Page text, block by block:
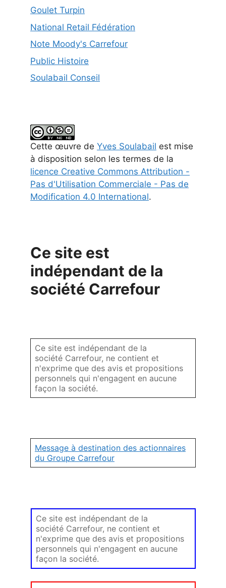
Goulet Turpin
National Retail Fédération
Note Moody's Carrefour
Public Histoire
Soulabail Conseil
Cette œuvre de Yves Soulabail est mise
à disposition selon les termes de la
licence Creative Commons Attribution -
Pas d'Utilisation Commerciale - Pas de
Modification 4.0 International.
Ce site est
indépendant de la
société Carrefour
Ce site est indépendant de la
société Carrefour, ne contient et
n'exprime que des avis et propositions
personnels qui n'engagent en aucune
façon la société.
Message à destination des actionnaires
du Groupe Carrefour
Ce site est indépendant de la
société Carrefour, ne contient et
n'exprime que des avis et propositions
personnels qui n'engagent en aucune
façon la société.